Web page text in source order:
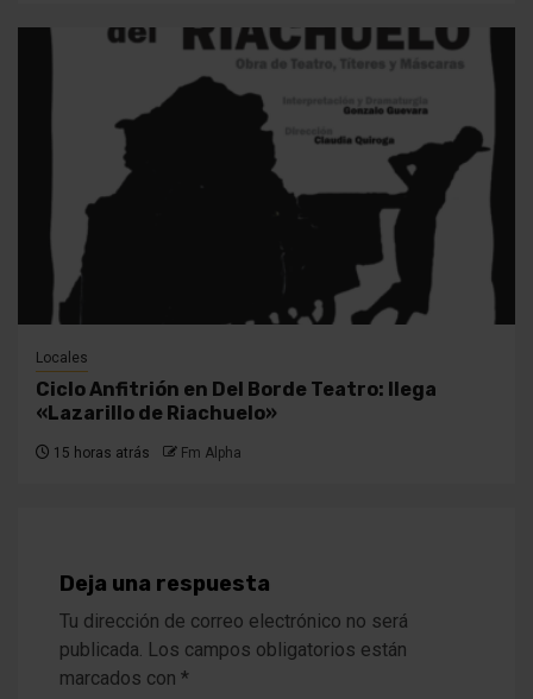
Locales
Ciclo Anfitrión en Del Borde Teatro: llega
«Lazarillo de Riachuelo»
15 horas atrás Fm Alpha
Deja una respuesta
Tu dirección de correo electrónico no será
publicada. Los campos obligatorios están
marcados con *